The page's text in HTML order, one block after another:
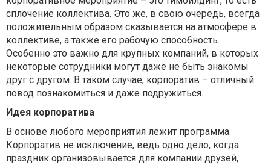
сплочение коллектива. Это же, в свою очередь, всегда
положительным образом сказывается на атмосфере в
коллективе, а также его рабочую способность.
Особенно это важно для крупных компаний, в которых
некоторые сотрудники могут даже не быть знакомы
друг с другом. В таком случае, корпоратив – отличный
повод познакомиться и даже подружиться.
Идея корпоратива
В основе любого мероприятия лежит программа.
Корпоратив не исключение, ведь одно дело, когда
праздник организовывается для компании друзей,